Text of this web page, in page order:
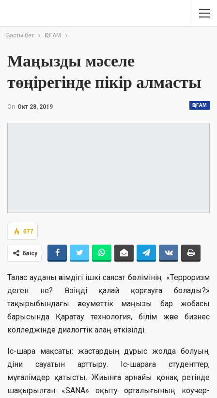
Басты бет ҚОҒАМ
Маңызды мәселе
төңірегінде пікір алмасты
ҚОҒАМ
On Окт 28, 2019
677
Бөлісу
Талас ауданы әкімдігі ішкі саясат бөлімінің «Терроризм
деген не? Өзіңді қалай қорғауға болады?»
тақырыбындағы әлеуметтік маңызы бар жобасы
барысында Қаратау технология, білім және бизнес
колледжінде диалогтік алаң өткізілді.
Іс-шара мақсаты: жастардың дұрыс жолда болуын,
діни сауатын арттыру. Іс-шараға студенттер,
мұғалімдер қатысты. Жиынға арнайы қонақ ретінде
шақырылған «SANA» оқыту орталығының коучер-